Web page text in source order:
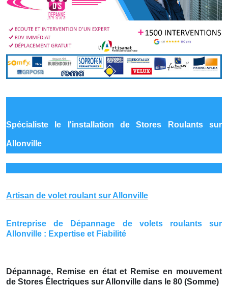
Spécialiste le l'installation de Stores Roulants sur
Allonville
Artisan de volet roulant sur Allonville
Entreprise de Dépannage de volets roulants sur
Allonville : Expertise et Fiabilité
Dépannage, Remise en état et Remise en mouvement
de Stores Électriques sur Allonville dans le 80 (Somme)